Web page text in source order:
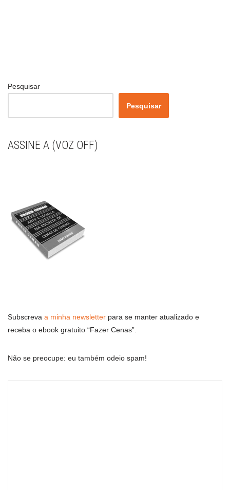
Pesquisar
Pesquisar
ASSINE A (VOZ OFF)
Subscreva a minha newsletter para se manter atualizado e
receba o ebook gratuito “Fazer Cenas”.
Não se preocupe: eu também odeio spam!